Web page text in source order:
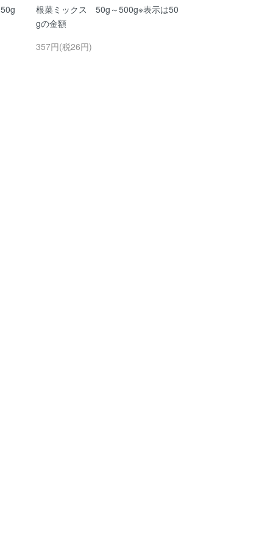
根菜ミックス 50g～500g※表示は50
gの金額
357円(税26円)